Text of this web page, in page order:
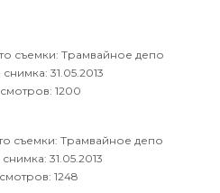
съемки: Трамвайное депо
снимка: 31.05.2013
1200
съемки: Трамвайное депо
снимка: 31.05.2013
1248